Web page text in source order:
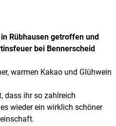
Rübhausen getroffen und
bei Bennerscheid
warmen Kakao und Glühwein
dass ihr so zahlreich
wieder ein wirklich schöner